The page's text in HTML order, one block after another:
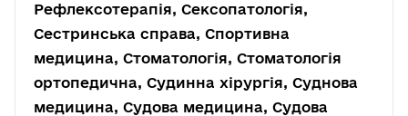
Рефлексотерапія, Сексопатологія,
Сестринська справа, Спортивна
медицина, Стоматологія, Стоматологія
ортопедична, Судинна хірургія, Суднова
медицина, Судова медицина, Судова